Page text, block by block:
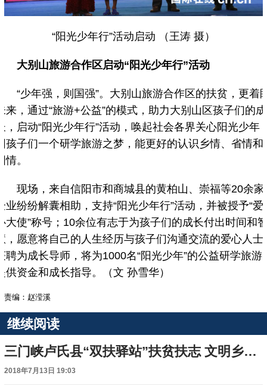
“阳光少年行”活动启动 （王涛 摄）
大别山旅游合作区启动“阳光少年行”活动
年强，则国强”。大别山旅游合作区的扶贫，更着
来，通过“旅游+公益”的模式，助力大别山区孩子们的成
，启动“阳光少年行”活动，唤起社会各界关心阳光少年
孩子们一个研学旅游之梦，能更好的认识乡情、省情和
情。
场，来自信阳市和商城县的黄柏山、崇福等20余家
业纷纷解囊相助，支持“阳光少年行”活动，并被授予“爱
大使”称号；10余位有志于为孩子们的成长付出时间和
，愿意将自己的人生经历与孩子们沟通交流的爱心人士
聘为成长导师，将为1000名“阳光少年”的公益研学旅游
供资金和成长指导。（文 孙雪华）
责编：赵滢溪
继续阅读
三门峡卢氏县“双扶驿站”扶贫扶志 文明乡风催生动力
2018年7月13日 19:03